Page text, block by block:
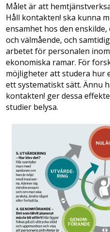
Målet är att
Håll kontakten! ska kunna
ensamhet hos den
och välmående, och
arbetet för personalen
ekonomiska ramar. För
möjligheter att studera hur
ett systematiskt sätt. Ännu
kontakten! ger dessa
studier belysa.